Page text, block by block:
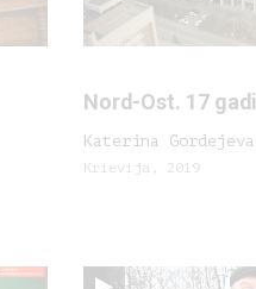
Nord-Ost. 17 gadi
Katerina Gordejeva
Krievija, 2019